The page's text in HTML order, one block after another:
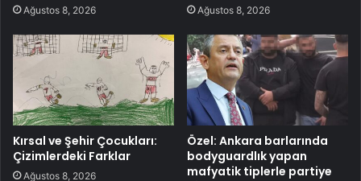
Ağustos 8, 2026 Ağustos 8, 2026
Kırsal ve Şehir Çocukları:
Çizimlerdeki Farklar
Ağustos 8, 2026
Özel: Ankara barlarında
bodyguardlık yapan
mafyatik tiplerle partiye